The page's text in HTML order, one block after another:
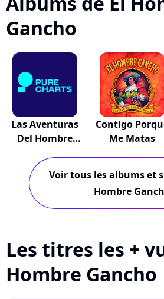
Gancho
Las Aventuras
Del Hombre
Contigo
Me Matas
Voir tous les albums et
Hombre
Les titres les +
Hombre Gancho